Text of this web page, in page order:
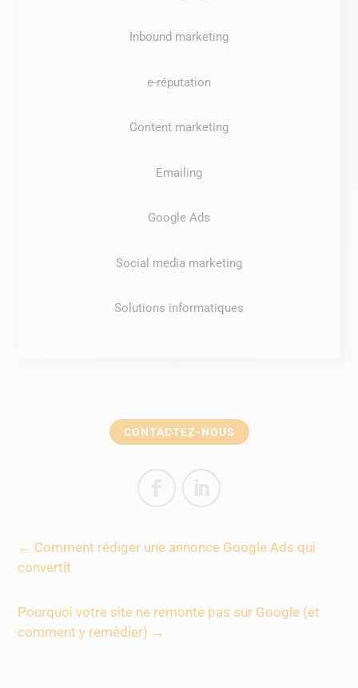
Inbound marketing
e-réputation
Content marketing
Emailing
Google Ads
Social media marketing
Solutions informatiques
CONTACTEZ-NOUS
← Comment rédiger une annonce Google Ads qui
convertit
Pourquoi votre site ne remonte pas sur Google (et
comment y remédier) →